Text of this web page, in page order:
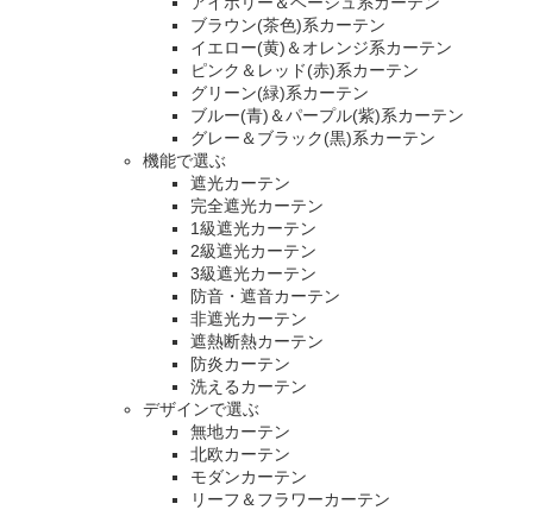
ブラウン(茶色)系カーテン
イエロー(黄)＆オレンジ系カーテン
ピンク＆レッド(赤)系カーテン
グリーン(緑)系カーテン
ブルー(青)＆パープル(紫)系カーテン
グレー＆ブラック(黒)系カーテン
機能で選ぶ
遮光カーテン
完全遮光カーテン
1級遮光カーテン
2級遮光カーテン
3級遮光カーテン
防音・遮音カーテン
非遮光カーテン
遮熱断熱カーテン
防炎カーテン
洗えるカーテン
デザインで選ぶ
無地カーテン
北欧カーテン
モダンカーテン
リーフ＆フラワーカーテン